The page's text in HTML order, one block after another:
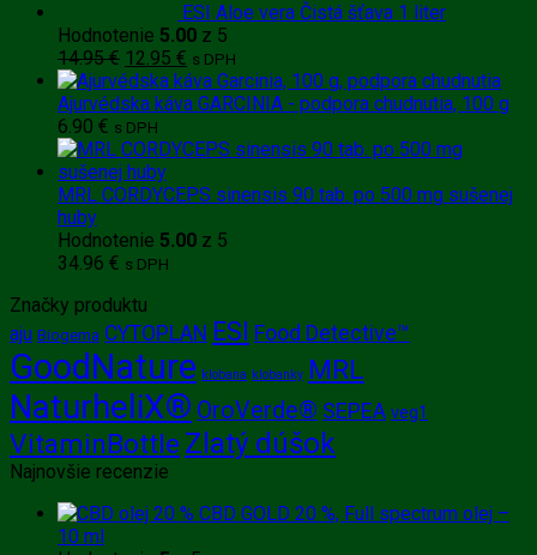
ESI Aloe vera Čistá šťava 1 liter
Hodnotenie 5.00 z 5
14.95€ Pôvodná
cena
bola:
14.95 €.
12.95 € Aktuálna
cena
je:
s DPH
Ajurvédska káva GARCINIA - podpora chudnutia, 100 g
6.90 € s DPH
MRL CORDYCEPS sinensis 90 tab. po 500 mg sušenej
huby
Hodnotenie 5.00 z 5
34.96 € s DPH
Značky produktu
aju Biogema CYTOPLAN ESI Food Detective™
GoodNature klobana klobanky MRL
NaturheliX® OroVerde® SEPEA veg1
VitaminBottle Zlatý dúšok
Najnovšie recenzie
CBD GOLD 20 %, Full spectrum olej –
10 ml